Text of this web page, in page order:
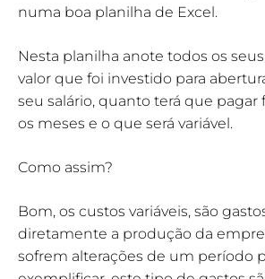
numa boa planilha de Excel.
Nesta planilha anote todos os
valor que foi investido para
seu salário, quanto terá que
os meses e o que será variável.
Como assim?
Bom, os custos variáveis, são
diretamente a produção da
sofrem alterações de um período